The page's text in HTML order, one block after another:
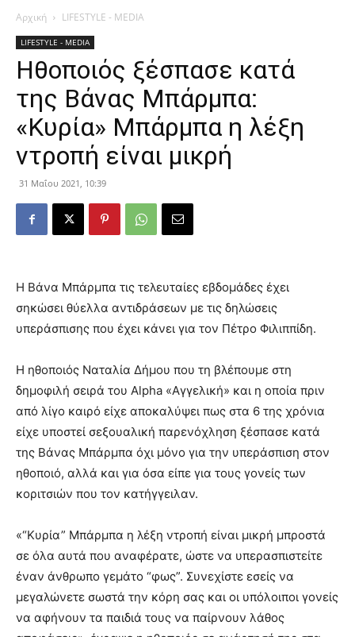
Αρχική LIFESTYLE - MEDIA
LIFESTYLE - MEDIA
Hθοποιός ξέσπασε κατά
της Βάνας Μπάρμπα:
«Κυρία» Μπάρμπα η λέξη
ντροπή είναι μικρή
31 Μαΐου 2021, 10:39
Η Βάνα Μπάρμπα τις τελευταίες εβδομάδες έχει
σηκώσει θύελλα αντιδράσεων με τις δηλώσεις
υπεράσπισης που έχει κάνει για τον Πέτρο Φιλιππίδη.
Η ηθοποιός Ναταλία Δήμου που τη βλέπουμε στη
δημοφιλή σειρά του Alpha «Αγγελική» και η οποία πριν
από λίγο καιρό είχε αποκαλύψει πως στα 6 της χρόνια
είχε υποστεί σεξουαλική παρενόχληση ξέσπασε κατά
της Βάνας Μπάρμπα όχι μόνο για την υπεράσπιση στον
ηθοποιό, αλλά και για όσα είπε για τους γονείς των
κοριτσιών που τον κατήγγειλαν.
«“Κυρία” Μπάρμπα η λέξη ντροπή είναι μικρή μπροστά
σε όλα αυτά που αναφέρατε, ώστε να υπερασπιστείτε
έναν άνθρωπο γεμάτο “φως”. Συνεχίστε εσείς να
μεγαλώνετε σωστά την κόρη σας και οι υπόλοιποι γονείς
να αφήνουν τα παιδιά τους να παίρνουν λάθος